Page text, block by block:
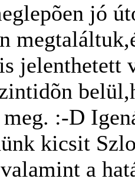
jó
jelenthetett
:-D
kicsit
a